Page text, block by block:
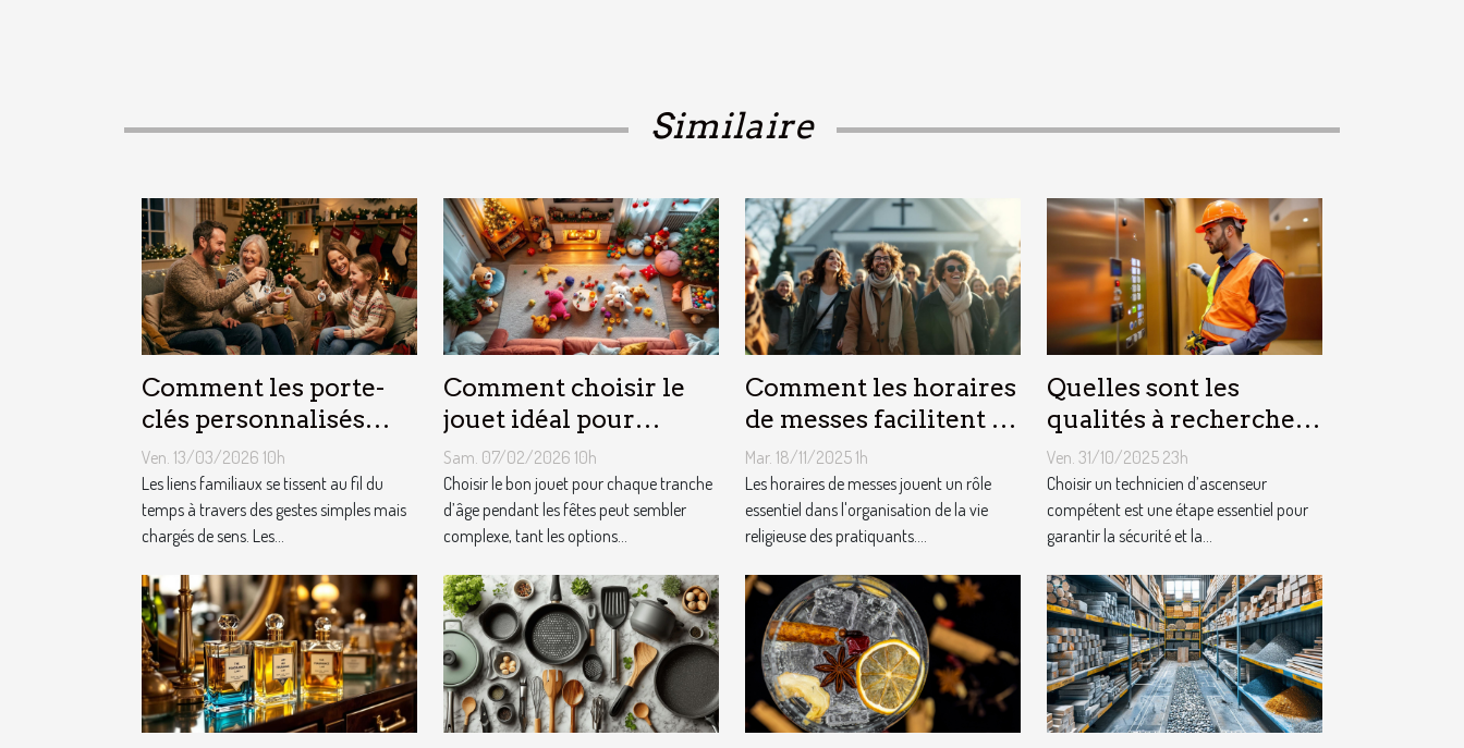
Similaire
Comment les porte-
clés personnalisés
peuvent renforcer les
liens familiaux ?
Ven. 13/03/2026 10h
Les liens familiaux se tissent au fil du
temps à travers des gestes simples mais
chargés de sens. Les...
Comment choisir le
jouet idéal pour
chaque âge lors des
fêtes ?
Sam. 07/02/2026 10h
Choisir le bon jouet pour chaque tranche
d’âge pendant les fêtes peut sembler
complexe, tant les options...
Comment les horaires
de messes facilitent la
vie des pratiquants ?
Mar. 18/11/2025 1h
Les horaires de messes jouent un rôle
essentiel dans l'organisation de la vie
religieuse des pratiquants....
Quelles sont les
qualités à rechercher
chez un technicien
d’ascenseur ?
Ven. 31/10/2025 23h
Choisir un technicien d’ascenseur
compétent est une étape essentiel pour
garantir la sécurité et la...